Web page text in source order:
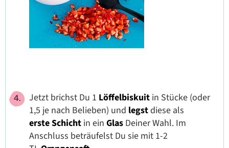
Jetzt brichst Du 1 Löffelbiskuit in Stücke (oder
1,5 je nach Belieben) und legstdiese als
erste Schicht in ein Glas Deiner Wahl. Im
Anschluss beträufelst Du sie mit 1-2